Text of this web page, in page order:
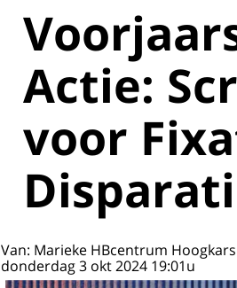
Actie:
voor
Van: Marieke HBcentrum
donderdag 3 okt 2024 19:01u